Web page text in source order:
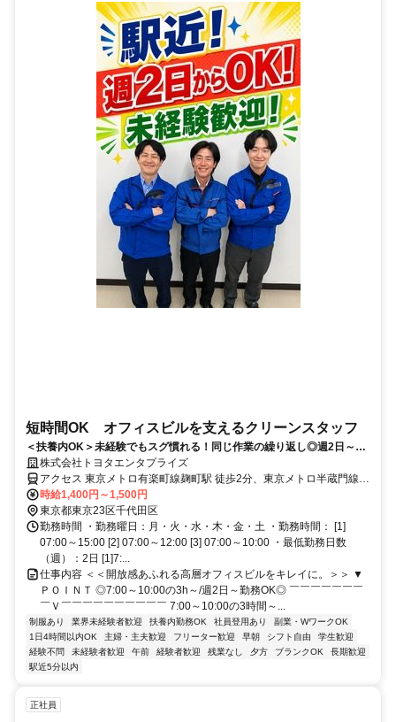
短時間OK オフィスビルを支えるクリーンスタッフ
＜扶養内OK＞未経験でもスグ慣れる！同じ作業の繰り返し◎週2日～＆
1日3h～で無理なく働ける♪
株式会社トヨタエンタプライズ
アクセス 東京メトロ有楽町線麹町駅 徒歩2分、東京メトロ半蔵門線半
蔵門駅徒歩6分、東京メトロ半蔵門線永田町駅徒歩6分
時給1,400円～1,500円
東京都東京23区千代田区
勤務時間 ・勤務曜日：月・火・水・木・金・土 ・勤務時間： [1]
07:00～15:00 [2] 07:00～12:00 [3] 07:00～10:00 ・最低勤務日数
（週）：2日 [1]7:...
仕事内容 ＜＜開放感あふれる高層オフィスビルをキレイに。＞＞ ▼
ＰＯＩＮＴ ◎7:00～10:00の3h～/週2日～勤務OK◎ ￣￣￣￣￣￣￣
￣Ｖ￣￣￣￣￣￣￣￣￣￣ 7:00～10:00の3時間～...
制服あり 業界未経験者歓迎 扶養内勤務OK 社員登用あり
副業・WワークOK
1日4時間以内OK
主婦・主夫歓迎 フリーター歓迎 早朝 シフト自由
学生歓迎
経験不問
未経験者歓迎 午前 経験者歓迎 残業なし 夕方 ブランクOK
長期歓迎
駅近5分以内
正社員